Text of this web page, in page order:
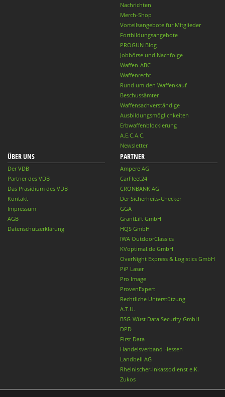
Nachrichten
Merch-Shop
Vorteilsangebote für Mitglieder
Fortbildungsangebote
PROGUN Blog
Jobbörse und Nachfolge
Waffen-ABC
Waffenrecht
Rund um den Waffenkauf
Beschussämter
Waffensachverständige
Ausbildungsmöglichkeiten
Erbwaffenblockierung
A.E.C.A.C.
Newsletter
ÜBER UNS
Der VDB
Partner des VDB
Das Präsidium des VDB
Kontakt
Impressum
AGB
Datenschutzerklärung
PARTNER
Ampere AG
CarFleet24
CRONBANK AG
Der Sicherheits-Checker
GGA
GrantLift GmbH
HQS GmbH
IWA OutdoorClassics
KVoptimal.de GmbH
OverNight Express & Logistics GmbH
PiP Laser
Pro Image
ProvenExpert
Rechtliche Unterstützung
A.T.U.
BSG-Wüst Data Security GmbH
DPD
First Data
Handelsverband Hessen
Landbell AG
Rheinischer-Inkassodienst e.K.
Zukos